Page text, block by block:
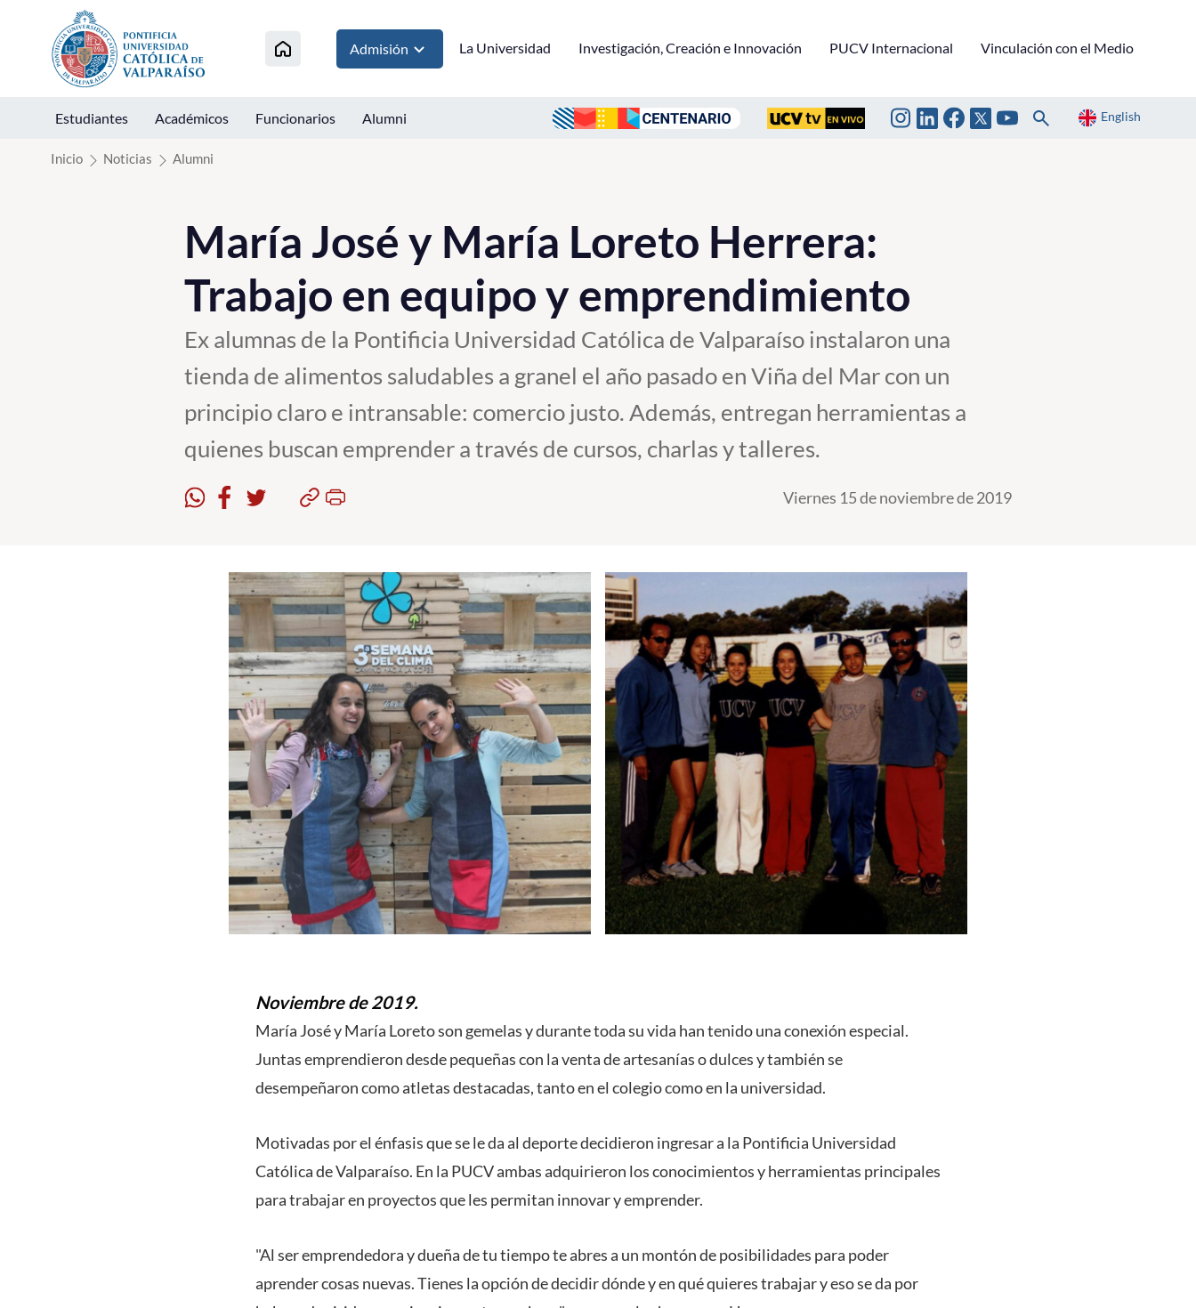
Click acá para ir directamente al contenido
Admisión La Universidad Investigación, Creación e Innovación PUCV Internacional Vinculación con el Medio
Estudiantes Académicos Funcionarios Alumni English
Inicio Noticias Alumni
María José y María Loreto Herrera:
Trabajo en equipo y emprendimiento
Ex alumnas de la Pontificia Universidad Católica de Valparaíso instalaron una
tienda de alimentos saludables a granel el año pasado en Viña del Mar con un
principio claro e intransable: comercio justo. Además, entregan herramientas a
quienes buscan emprender a través de cursos, charlas y talleres.
Viernes 15 de noviembre de 2019
Noviembre de 2019.
María José y María Loreto son gemelas y durante toda su vida han tenido una conexión especial.
Juntas emprendieron desde pequeñas con la venta de artesanías o dulces y también se
desempeñaron como atletas destacadas, tanto en el colegio como en la universidad.
Motivadas por el énfasis que se le da al deporte decidieron ingresar a la Pontificia Universidad
Católica de Valparaíso. En la PUCV ambas adquirieron los conocimientos y herramientas principales
para trabajar en proyectos que les permitan innovar y emprender.
"Al ser emprendedora y dueña de tu tiempo te abres a un montón de posibilidades para poder
aprender cosas nuevas. Tienes la opción de decidir dónde y en qué quieres trabajar y eso se da por